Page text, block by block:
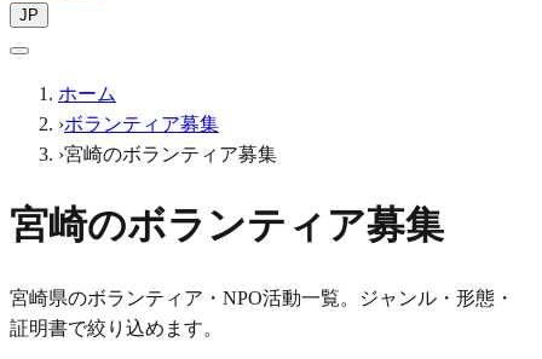
JP
ホーム
›ボランティア募集
›宮崎のボランティア募集
宮崎のボランティア募集
宮崎県のボランティア・NPO活動一覧。ジャンル・形態・
証明書で絞り込めます。